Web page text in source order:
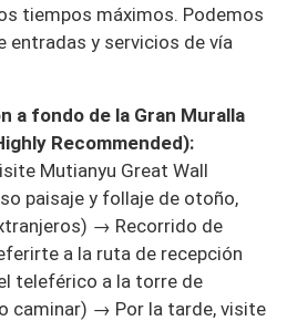
tiempos máximos. Podemos
entradas y servicios de vía
a fondo de la Gran Muralla
Recommended):
Mutianyu Great Wall
paisaje y follaje de otoño,
→ Recorrido de
a la ruta de recepción
teleférico a la torre de
caminar) → Por la tarde, visite